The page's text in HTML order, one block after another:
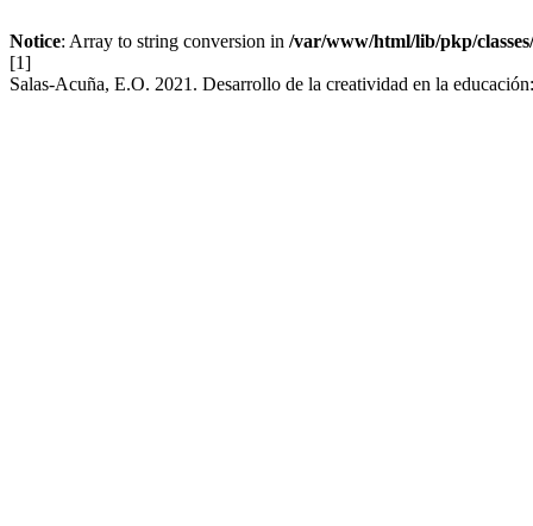
Notice: Array to string conversion in /var/www/html/lib/pkp/
[1]
Salas-Acuña, E.O. 2021. Desarrollo de la creatividad en la